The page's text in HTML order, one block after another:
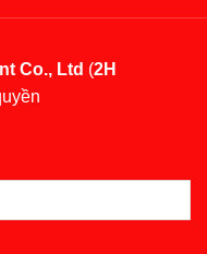
Co., Ltd (2H